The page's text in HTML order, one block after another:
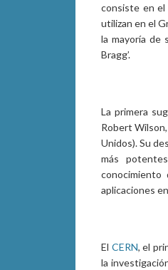
consiste en
utilizan en el
la mayoría de
Bragg’.
La primera
Robert
Unidos). Su
más
aplicaciones
El CERN, el
la